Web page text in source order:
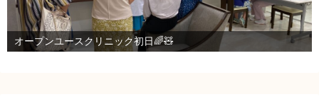
オープンユースクリニック初日🌈🧸